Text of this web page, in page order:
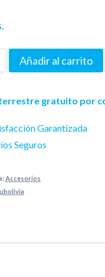
Añadir al carrito
gratuito por
Garantizada
Seguros
Accesorios